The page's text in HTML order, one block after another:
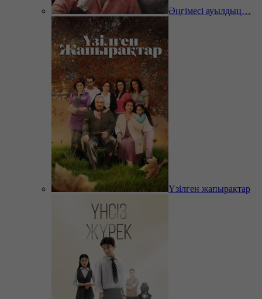
Әңгімесі ауылдың…
Үзілген жапырақтар